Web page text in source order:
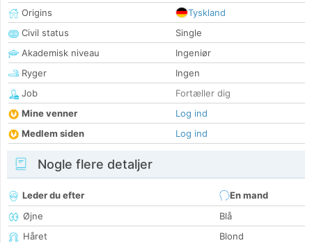
Origins
Tyskland
Civil status
Single
Akademisk niveau
Ingeniør
Ryger
Ingen
Job
Fortæller dig
Mine venner
Log ind
Medlem siden
Log ind
Nogle flere detaljer
Leder du efter
En mand
Øjne
Blå
Håret
Blond